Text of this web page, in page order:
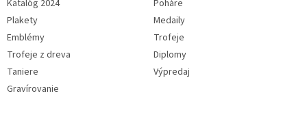
Katalóg 2024
Poháre
Plakety
Medaily
Emblémy
Trofeje
Trofeje z dreva
Diplomy
Taniere
Výpredaj
Gravírovanie